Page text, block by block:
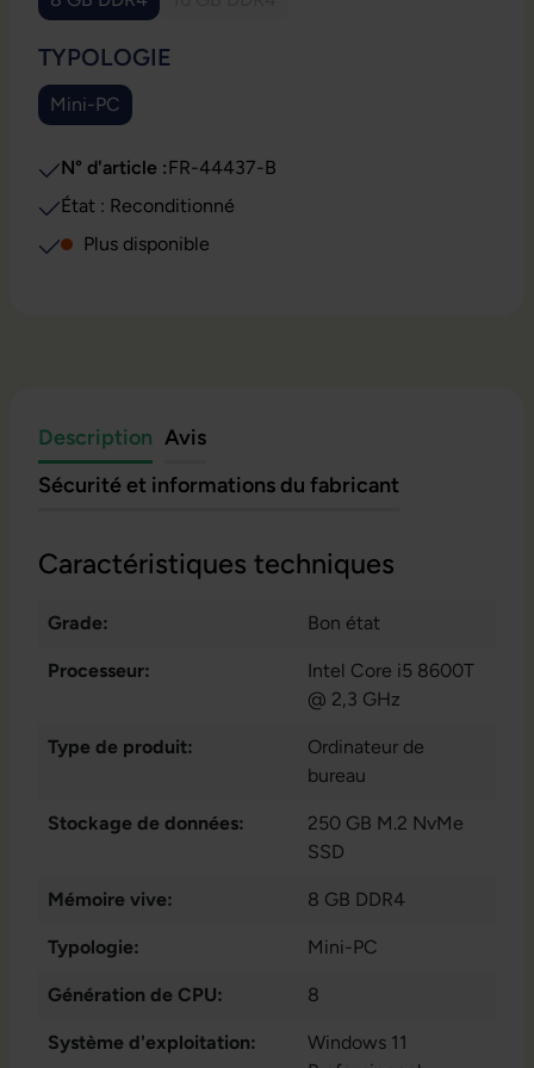
(Cette option n'est pas disponible pour le moment.)
SÉLECTIONNEZ
TYPOLOGIE
Mini-PC
(Cette option n'est pas disponible pour le moment.)
N° d'article :FR-44437-B
État : Reconditionné
Plus disponible
Description Avis
Sécurité et informations du fabricant
Caractéristiques techniques
Grade: Bon état
Processeur:
Intel Core i5 8600T
@ 2,3 GHz
Type de produit:
Ordinateur de
bureau
Stockage de données:
250 GB M.2 NvMe
SSD
Mémoire vive: 8 GB DDR4
Typologie: Mini-PC
Génération de CPU: 8
Système d'exploitation:
Windows 11